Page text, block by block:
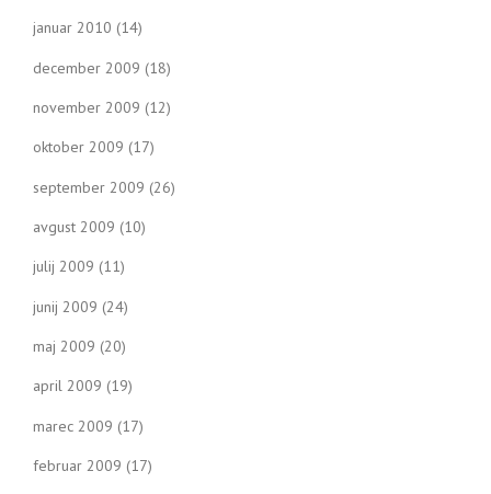
januar 2010 (14)
december 2009 (18)
november 2009 (12)
oktober 2009 (17)
september 2009 (26)
avgust 2009 (10)
julij 2009 (11)
junij 2009 (24)
maj 2009 (20)
april 2009 (19)
marec 2009 (17)
februar 2009 (17)